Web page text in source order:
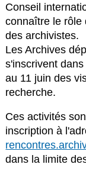
Conseil
connaître le rôle
des archivistes.
Les Archives
s'inscrivent
au 11 juin des
recherche.
Ces activités
inscription à
dans la limite